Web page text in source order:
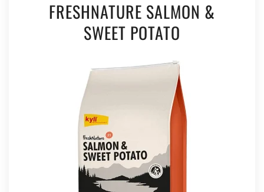
FRESHNATURE SALMON &
SWEET POTATO